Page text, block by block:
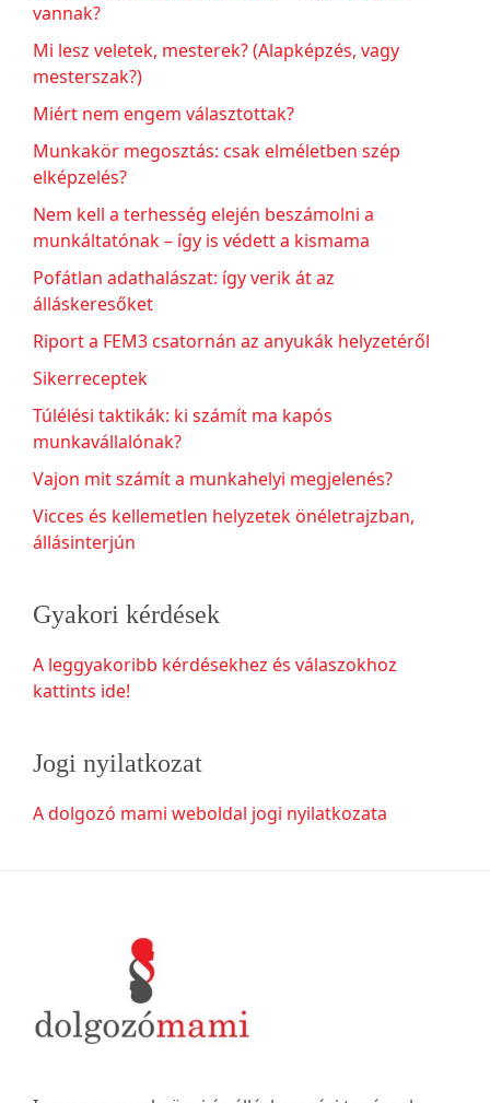
vannak?
Mi lesz veletek, mesterek? (Alapképzés, vagy
mesterszak?)
Miért nem engem választottak?
Munkakör megosztás: csak elméletben szép
elképzelés?
Nem kell a terhesség elején beszámolni a
munkáltatónak – így is védett a kismama
Pofátlan adathalászat: így verik át az
álláskeresőket
Riport a FEM3 csatornán az anyukák helyzetéről
Sikerreceptek
Túlélési taktikák: ki számít ma kapós
munkavállalónak?
Vajon mit számít a munkahelyi megjelenés?
Vicces és kellemetlen helyzetek önéletrajzban,
állásinterjún
Gyakori kérdések
A leggyakoribb kérdésekhez és válaszokhoz
kattints ide!
Jogi nyilatkozat
A dolgozó mami weboldal jogi nyilatkozata